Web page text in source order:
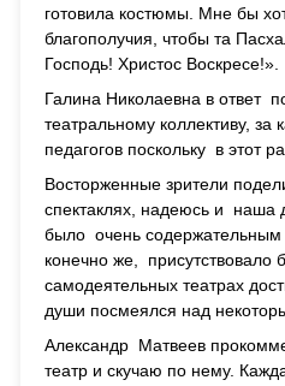
готовила костюмы. Мне бы
благополучия, чтобы та
Господь! Христос Воскресе!».
Галина Николаевна в ответ
театральному коллективу,
педагогов поскольку в этот
Восторженные зрители
спектаклях, надеюсь и наша
было очень содержательным
конечно же, присутствовало
самодеятельных театрах
души посмеялся над
Александр Матвеев
театр и скучаю по нему.